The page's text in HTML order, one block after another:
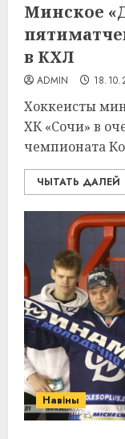
Минское
в КХЛ
ADMIN
Хоккеисты
ХК «Сочи» в
чемпионата
ЧЫТАТЬ ДАЛЕЙ
Навіны